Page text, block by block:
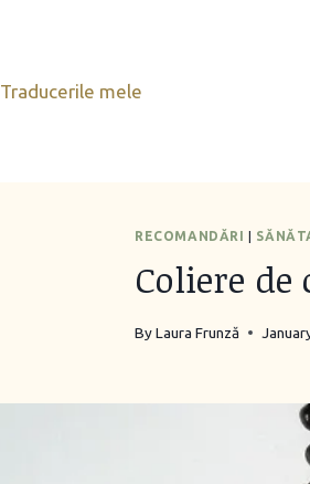
Traducerile mele
RECOMANDĂRI
Coliere
ByLaura Frunză